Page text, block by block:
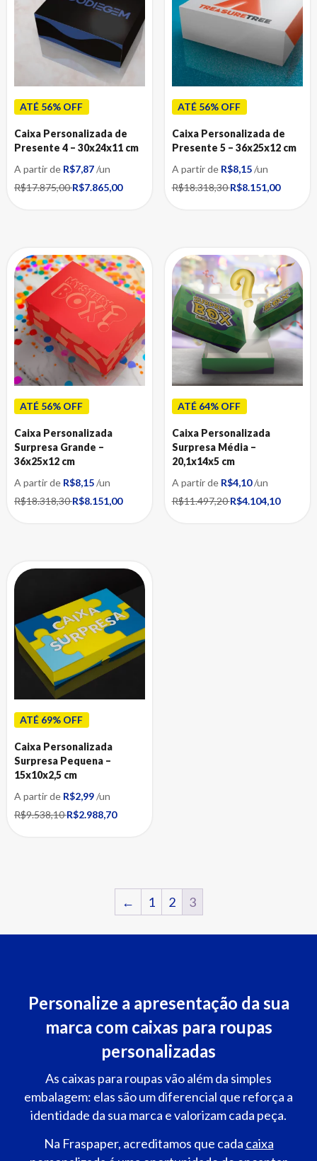
ATÉ 56% OFF
Caixa Personalizada de
Presente 4 – 30x24x11 cm
A partir de R$7,87/un
R$17.875,00R$7.865,00
ATÉ 56% OFF
Caixa Personalizada de
Presente 5 – 36x25x12 cm
A partir de R$8,15/un
R$18.318,30R$8.151,00
ATÉ 56% OFF
Caixa Personalizada
Surpresa Grande –
36x25x12 cm
A partir de R$8,15/un
R$18.318,30R$8.151,00
ATÉ 64% OFF
Caixa Personalizada
Surpresa Média –
20,1x14x5 cm
A partir de R$4,10/un
R$11.497,20R$4.104,10
ATÉ 69% OFF
Caixa Personalizada
Surpresa Pequena –
15x10x2,5 cm
A partir de R$2,99/un
R$9.538,10R$2.988,70
← 1 2 3
Personalize a apresentação da sua
marca com caixas para roupas
personalizadas
As caixas para roupas vão além da simples
embalagem: elas são um diferencial que reforça a
identidade da sua marca e valorizam cada peça.
Na Fraspaper, acreditamos que cada caixa